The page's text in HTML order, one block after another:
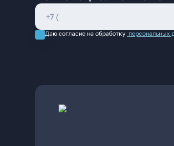
Даю согласие на обработку персональных